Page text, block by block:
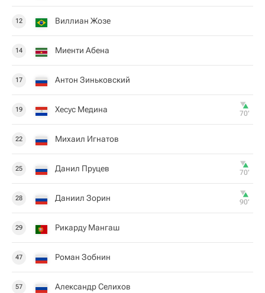
12 Виллиан Жозе
14 Миенти Абена
17 Антон Зиньковский
19 Хесус Медина 70‎’‎
22 Михаил Игнатов
25 Данил Пруцев 70‎’‎
28 Даниил Зорин 90‎’‎
29 Рикарду Мангаш
47 Роман Зобнин
57 Александр Селихов